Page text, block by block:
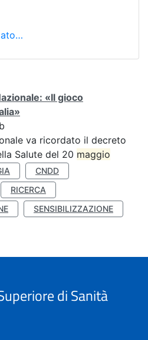
«Il gioco
va ricordato il decreto
Salute del 20 maggio
CNDD
RICERCA
SENSIBILIZZAZIONE
di Sanità